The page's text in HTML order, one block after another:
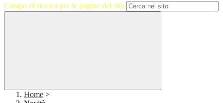
Campo di ricerca per le pagine del sito
Home >